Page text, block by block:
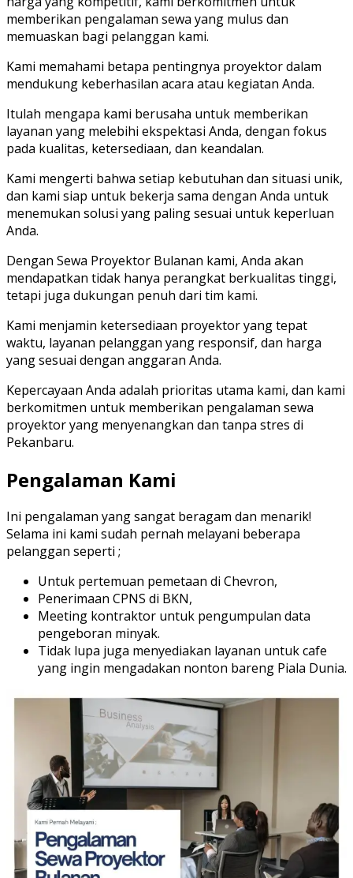
memberikan pengalaman sewa yang mulus dan
memuaskan bagi pelanggan kami.
Kami memahami betapa pentingnya proyektor dalam
mendukung keberhasilan acara atau kegiatan Anda.
Itulah mengapa kami berusaha untuk memberikan
layanan yang melebihi ekspektasi Anda, dengan fokus
pada kualitas, ketersediaan, dan keandalan.
Kami mengerti bahwa setiap kebutuhan dan situasi unik,
dan kami siap untuk bekerja sama dengan Anda untuk
menemukan solusi yang paling sesuai untuk keperluan
Anda.
Dengan Sewa Proyektor Bulanan kami, Anda akan
mendapatkan tidak hanya perangkat berkualitas tinggi,
tetapi juga dukungan penuh dari tim kami.
Kami menjamin ketersediaan proyektor yang tepat
waktu, layanan pelanggan yang responsif, dan harga
yang sesuai dengan anggaran Anda.
Kepercayaan Anda adalah prioritas utama kami, dan kami
berkomitmen untuk memberikan pengalaman sewa
proyektor yang menyenangkan dan tanpa stres di
Pekanbaru.
Pengalaman Kami
Ini pengalaman yang sangat beragam dan menarik!
Selama ini kami sudah pernah melayani beberapa
pelanggan seperti ;
Untuk pertemuan pemetaan di Chevron,
Penerimaan CPNS di BKN,
Meeting kontraktor untuk pengumpulan data
pengeboran minyak.
Tidak lupa juga menyediakan layanan untuk cafe
yang ingin mengadakan nonton bareng Piala Dunia.